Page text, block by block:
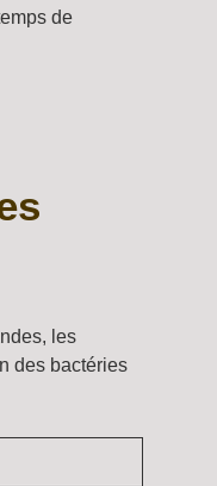
de
les
des bactéries